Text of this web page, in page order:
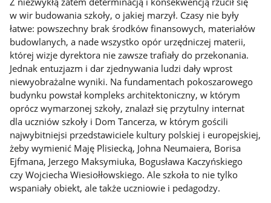
w wir budowania szkoły, o jakiej marzył. Czasy nie były
łatwe: powszechny brak środków finansowych, materiałów
budowlanych, a nade wszystko opór urzędniczej materii,
której wizje dyrektora nie zawsze trafiały do przekonania.
Jednak entuzjazm i dar zjednywania ludzi dały wprost
niewyobrażalne wyniki. Na fundamentach pokoszarowego
budynku powstał kompleks architektoniczny, w którym
oprócz wymarzonej szkoły, znalazł się przytulny internat
dla uczniów szkoły i Dom Tancerza, w którym gościli
najwybitniejsi przedstawiciele kultury polskiej i europejskiej,
żeby wymienić Maję Plisiecką, Johna Neumaiera, Borisa
Ejfmana, Jerzego Maksymiuka, Bogusława Kaczyńskiego
czy Wojciecha Wiesiołłowskiego. Ale szkoła to nie tylko
wspaniały obiekt, ale także uczniowie i pedagodzy.